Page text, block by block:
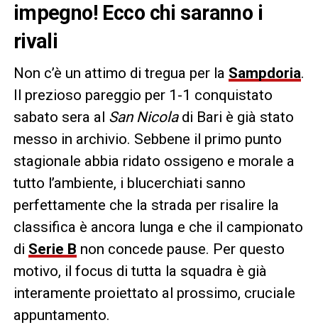
impegno! Ecco chi saranno i
rivali
Non c’è un attimo di tregua per la Sampdoria.
Il prezioso pareggio per 1-1 conquistato
sabato sera al San Nicola di Bari è già stato
messo in archivio. Sebbene il primo punto
stagionale abbia ridato ossigeno e morale a
tutto l’ambiente, i blucerchiati sanno
perfettamente che la strada per risalire la
classifica è ancora lunga e che il campionato
di Serie B non concede pause. Per questo
motivo, il focus di tutta la squadra è già
interamente proiettato al prossimo, cruciale
appuntamento.